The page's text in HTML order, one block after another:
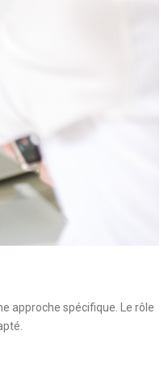
approche spécifique. Le rôle